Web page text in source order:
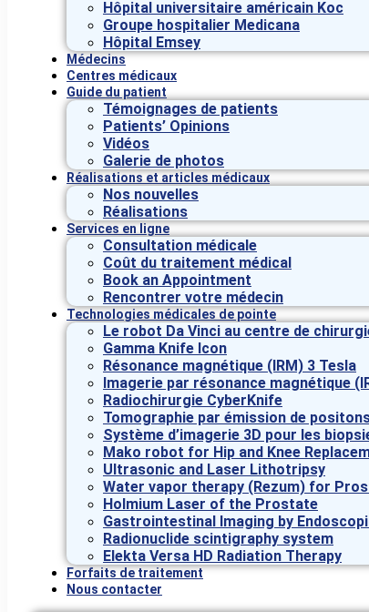
Hôpital universitaire américain Koc
Groupe hospitalier Medicana
Hôpital Emsey
Médecins
Centres médicaux
Guide du patient
Témoignages de patients
Patients’ Opinions
Vidéos
Galerie de photos
Réalisations et articles médicaux
Nos nouvelles
Réalisations
Services en ligne
Consultation médicale
Coût du traitement médical
Book an Appointment
Rencontrer votre médecin
Technologies médicales de pointe
Le robot Da Vinci au centre de
Gamma Knife Icon
Résonance magnétique (IRM) 3 Tesla
Imagerie par résonance magnétique
Radiochirurgie CyberKnife
Tomographie par émission de
Système d’imagerie 3D pour les
Mako robot for Hip and Knee
Ultrasonic and Laser Lithotripsy
Water vapor therapy (Rezum) for
Holmium Laser of the Prostate
Gastrointestinal Imaging by
Radionuclide scintigraphy system
Elekta Versa HD Radiation Therapy
Forfaits de traitement
Nous contacter